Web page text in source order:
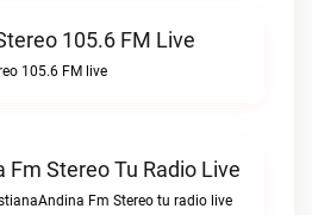
105.6 FM Live
105.6 FM live
Fm Stereo Tu Radio Live
Fm Stereo tu radio live